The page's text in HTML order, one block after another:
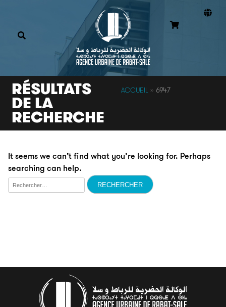
RÉSULTATS
DE LA
RECHERCHE
ACCUEIL » 6947
It seems we can’t find what you’re looking for. Perhaps
searching can help.
Rechercher :